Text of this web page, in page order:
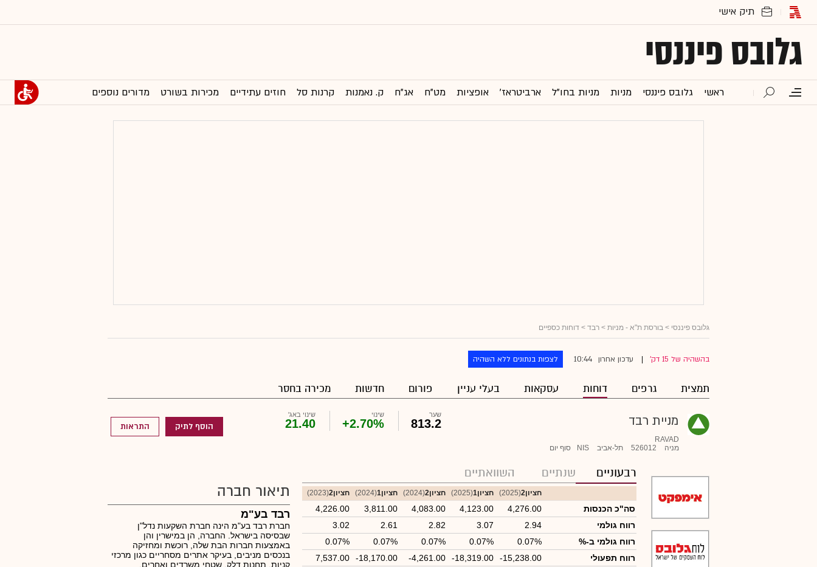
גלובס פיננסי
ראשי גלובס פיננסי מניות מניות בחו"ל ארביטראז' אופציות מט"ח אג"ח ק. נאמנות קרנות סל חוזים עתידיים מכירות בשורט מדורים נוספים
גלובס פיננסי > בורסת ת"א - מניות > רבד > דוחות כספיים
בהשהיה של 15 דק' עדכון אחרון 10:44 לצפות בנתונים ללא השהיה
תמצית גרפים דוחות עסקאות בעלי עניין פורום חדשות מכירה בחסר
מניית רבד
RAVAD
מניה
526012 תל-אביב NIS סוף יום
שער
813.2
שינוי
+2.70%
שינוי באג'
21.40 הוסף לתיק התראות
רבעוניים שנתיים השוואתיים
חציון2 (2025) חציון1 (2025) חציון2 (2024) חציון1 (2024) חציון2 (2023)
סה"כ הכנסות 4,276.00
4,123.00
4,083.00
3,811.00
4,226.00
רווח גולמי
2.94
3.07
2.82
2.61
3.02
רווח גולמי ב-%
0.07%
0.07%
0.07%
0.07%
0.07%
רווח תפעולי
-15,238.00
-18,319.00
-4,261.00
-18,170.00
7,537.00
תיאור חברה
רבד בע"מ
חברת רבד בע"מ הינה חברת השקעות נדל"ן
שבסיסה בישראל. החברה, הן במישרין והן
באמצעות חברות הבת שלה, רוכשת ומחזיקה
בנכסים מניבים, בעיקר אתרים מסחריים כגון מרכזי
קניות, תחנות דלק, שטחי משרדים ואחרים,